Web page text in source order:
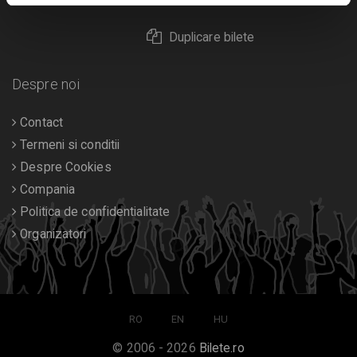
Duplicare bilete
Despre noi
Contact
Termeni si conditii
Despre Cookies
Compania
Politica de confidentialitate
Organizatori
RO EN HU
© 2006 - 2026 Bilete.ro